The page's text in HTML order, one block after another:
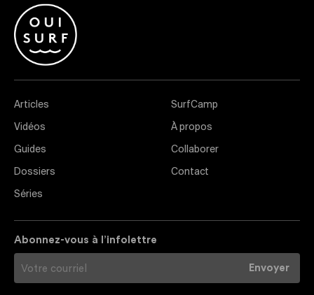
Articles
Vidéos
Guides
Dossiers
Séries
SurfCamp
À propos
Collaborer
Contact
Abonnez-vous à l’infolettre